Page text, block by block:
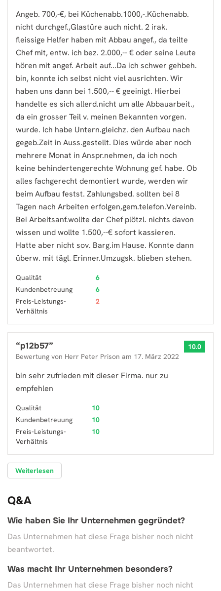
Angeb. 700,-€, bei Küchenabb.1000,-.Küchenabb.
nicht durchgef.,Glastüre auch nicht. 2 irak.
fleissige Helfer haben mit Abbau angef., da teilte
Chef mit, entw. ich bez. 2.000,-- € oder seine Leute
hören mit angef. Arbeit auf...Da ich schwer gehbeh.
bin, konnte ich selbst nicht viel ausrichten. Wir
haben uns dann bei 1.500,-- € geeinigt. Hierbei
handelte es sich allerd.nicht um alle Abbauarbeit.,
da ein grosser Teil v. meinen Bekannten vorgen.
wurde. Ich habe Untern.gleichz. den Aufbau nach
gegeb.Zeit in Auss.gestellt. Dies würde aber noch
mehrere Monat in Anspr.nehmen, da ich noch
keine behindertengerechte Wohnung gef. habe. Ob
alles fachgerecht demontiert wurde, werden wir
beim Aufbau festst. Zahlungsbed. sollten bei 8
Tagen nach Arbeiten erfolgen,gem.telefon.Vereinb.
Bei Arbeitsanf.wollte der Chef plötzl. nichts davon
wissen und wollte 1.500,--€ sofort kassieren.
Hatte aber nicht sov. Barg.im Hause. Konnte dann
überw. mit tägl. Erinner.Umzugsk. blieben stehen.
Qualität
6
Kundenbetreuung
6
Preis-Leistungs-
Verhältnis
2
“p12b57”
Bewertung von Herr Peter Prison am 17. März 2022
10.0
bin sehr zufrieden mit dieser Firma. nur zu
empfehlen
Qualität
10
Kundenbetreuung
10
Preis-Leistungs-
Verhältnis
10
Weiterlesen
Q&A
Wie haben Sie Ihr Unternehmen gegründet?
Das Unternehmen hat diese Frage bisher noch nicht
beantwortet.
Was macht Ihr Unternehmen besonders?
Das Unternehmen hat diese Frage bisher noch nicht